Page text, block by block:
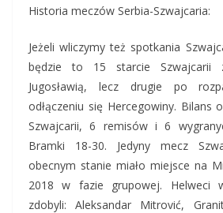
Historia meczów Serbia-Szwajcaria:
Jeżeli wliczymy też spotkania
będzie to 15 starcie Szwajcarii
Jugosławią, lecz drugie po
odłączeniu się Hercegowiny. Bilans
Szwajcarii, 6 remisów i 6
Bramki 18-30. Jedyny mecz
obecnym stanie miało miejsce na
2018 w fazie grupowej. Helweci
zdobyli: Aleksandar Mitrović,